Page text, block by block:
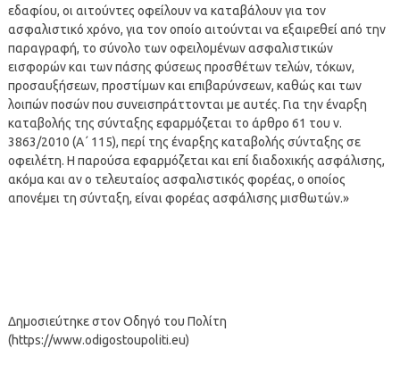
εδαφίου, οι αιτούντες οφείλουν να καταβάλουν για τον
ασφαλιστικό χρόνο, για τον οποίο αιτούνται να εξαιρεθεί από την
παραγραφή, το σύνολο των οφειλομένων ασφαλιστικών
εισφορών και των πάσης φύσεως προσθέτων τελών, τόκων,
προσαυξήσεων, προστίμων και επιβαρύνσεων, καθώς και των
λοιπών ποσών που συνεισπράττονται με αυτές. Για την έναρξη
καταβολής της σύνταξης εφαρμόζεται το άρθρο 61 του ν.
3863/2010 (Α΄ 115), περί της έναρξης καταβολής σύνταξης σε
οφειλέτη. Η παρούσα εφαρμόζεται και επί διαδοχικής ασφάλισης,
ακόμα και αν ο τελευταίος ασφαλιστικός φορέας, ο οποίος
απονέμει τη σύνταξη, είναι φορέας ασφάλισης μισθωτών.»
Δημοσιεύτηκε στον Οδηγό του Πολίτη
(https://www.odigostoupoliti.eu)